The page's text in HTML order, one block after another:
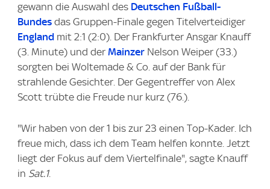
gewann die Auswahl des Deutschen Fußball-
Bundes das Gruppen-Finale gegen Titelverteidiger
England mit 2:1 (2:0). Der Frankfurter Ansgar Knauff
(3. Minute) und der Mainzer Nelson Weiper (33.)
sorgten bei Woltemade & Co. auf der Bank für
strahlende Gesichter. Der Gegentreffer von Alex
Scott trübte die Freude nur kurz (76.).
"Wir haben von der 1 bis zur 23 einen Top-Kader. Ich
freue mich, dass ich dem Team helfen konnte. Jetzt
liegt der Fokus auf dem Viertelfinale", sagte Knauff
in Sat.1.